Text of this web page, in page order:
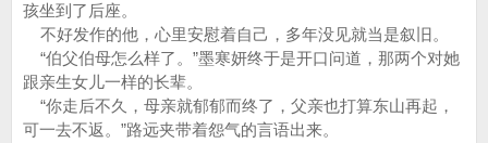
孩坐到了后座。
不好发作的他，心里安慰着自己，多年没见就当是叙旧。
“伯父伯母怎么样了。”墨寒妍终于是开口问道，那两个对她
跟亲生女儿一样的长辈。
“你走后不久，母亲就郁郁而终了，父亲也打算东山再起，
可一去不返。”路远夹带着怨气的言语出来。